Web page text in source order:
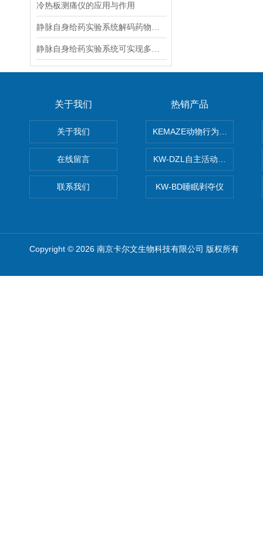
冷热板测痛仪的应用与作用
关于我们
关于我们
在线留言
联系我们
热销产品
KEMAZE动物行为学分析系统
KW-DZL自主活动转轮系统
KW-BD睡眠剥夺仪
Copyright © 2026 南京卡尔文生物科技有限公司 版权所有